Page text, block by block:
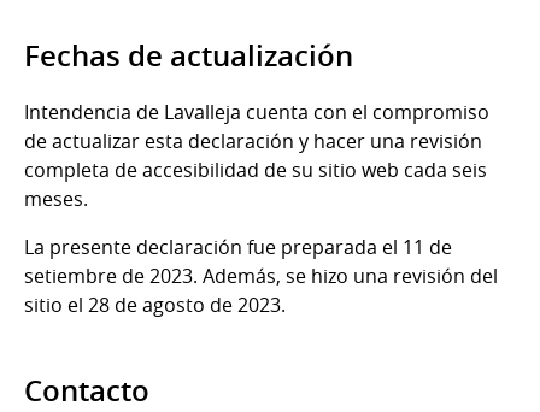
Fechas de actualización
Intendencia de Lavalleja cuenta con el compromiso
de actualizar esta declaración y hacer una revisión
completa de accesibilidad de su sitio web cada seis
meses.
La presente declaración fue preparada el 11 de
setiembre de 2023. Además, se hizo una revisión del
sitio el 28 de agosto de 2023.
Contacto